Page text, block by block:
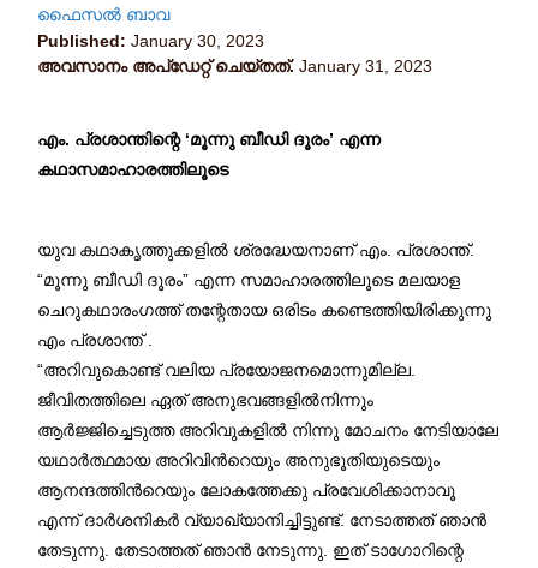
ഫൈസൽ ബാവ
Published: January 30, 2023
അവസാനം അപ്ഡേറ്റ് ചെയ്തത്. January 31, 2023
എം. പ്രശാന്തിന്റെ ‘മൂന്നു ബീഡി ദൂരം’ എന്ന
കഥാസമാഹാരത്തിലൂടെ
യുവ കഥാകൃത്തുക്കളിൽ ശ്രദ്ധേയനാണ് എം. പ്രശാന്ത്.
“മൂന്നു ബീഡി ദൂരം” എന്ന സമാഹാരത്തിലൂടെ മലയാള
ചെറുകഥാരംഗത്ത് തന്റേതായ ഒരിടം കണ്ടെത്തിയിരിക്കുന്നു
എം പ്രശാന്ത് .
“അറിവുകൊണ്ട് വലിയ പ്രയോജനമൊന്നുമില്ല.
ജീവിതത്തിലെ ഏത് അനുഭവങ്ങളിൽനിന്നും
ആർജ്ജിച്ചെടുത്ത അറിവുകളിൽ നിന്നു മോചനം നേടിയാലേ
യഥാർത്ഥമായ അറിവിൻറെയും അനുഭൂതിയുടെയും
ആനന്ദത്തിൻറെയും ലോകത്തേക്കു പ്രവേശിക്കാനാവൂ
എന്ന് ദാർശനികർ വ്യാഖ്യാനിച്ചിട്ടുണ്ട്. നേടാത്തത് ഞാൻ
തേടുന്നു. തേടാത്തത് ഞാൻ നേടുന്നു. ഇത് ടാഗോറിന്റെ